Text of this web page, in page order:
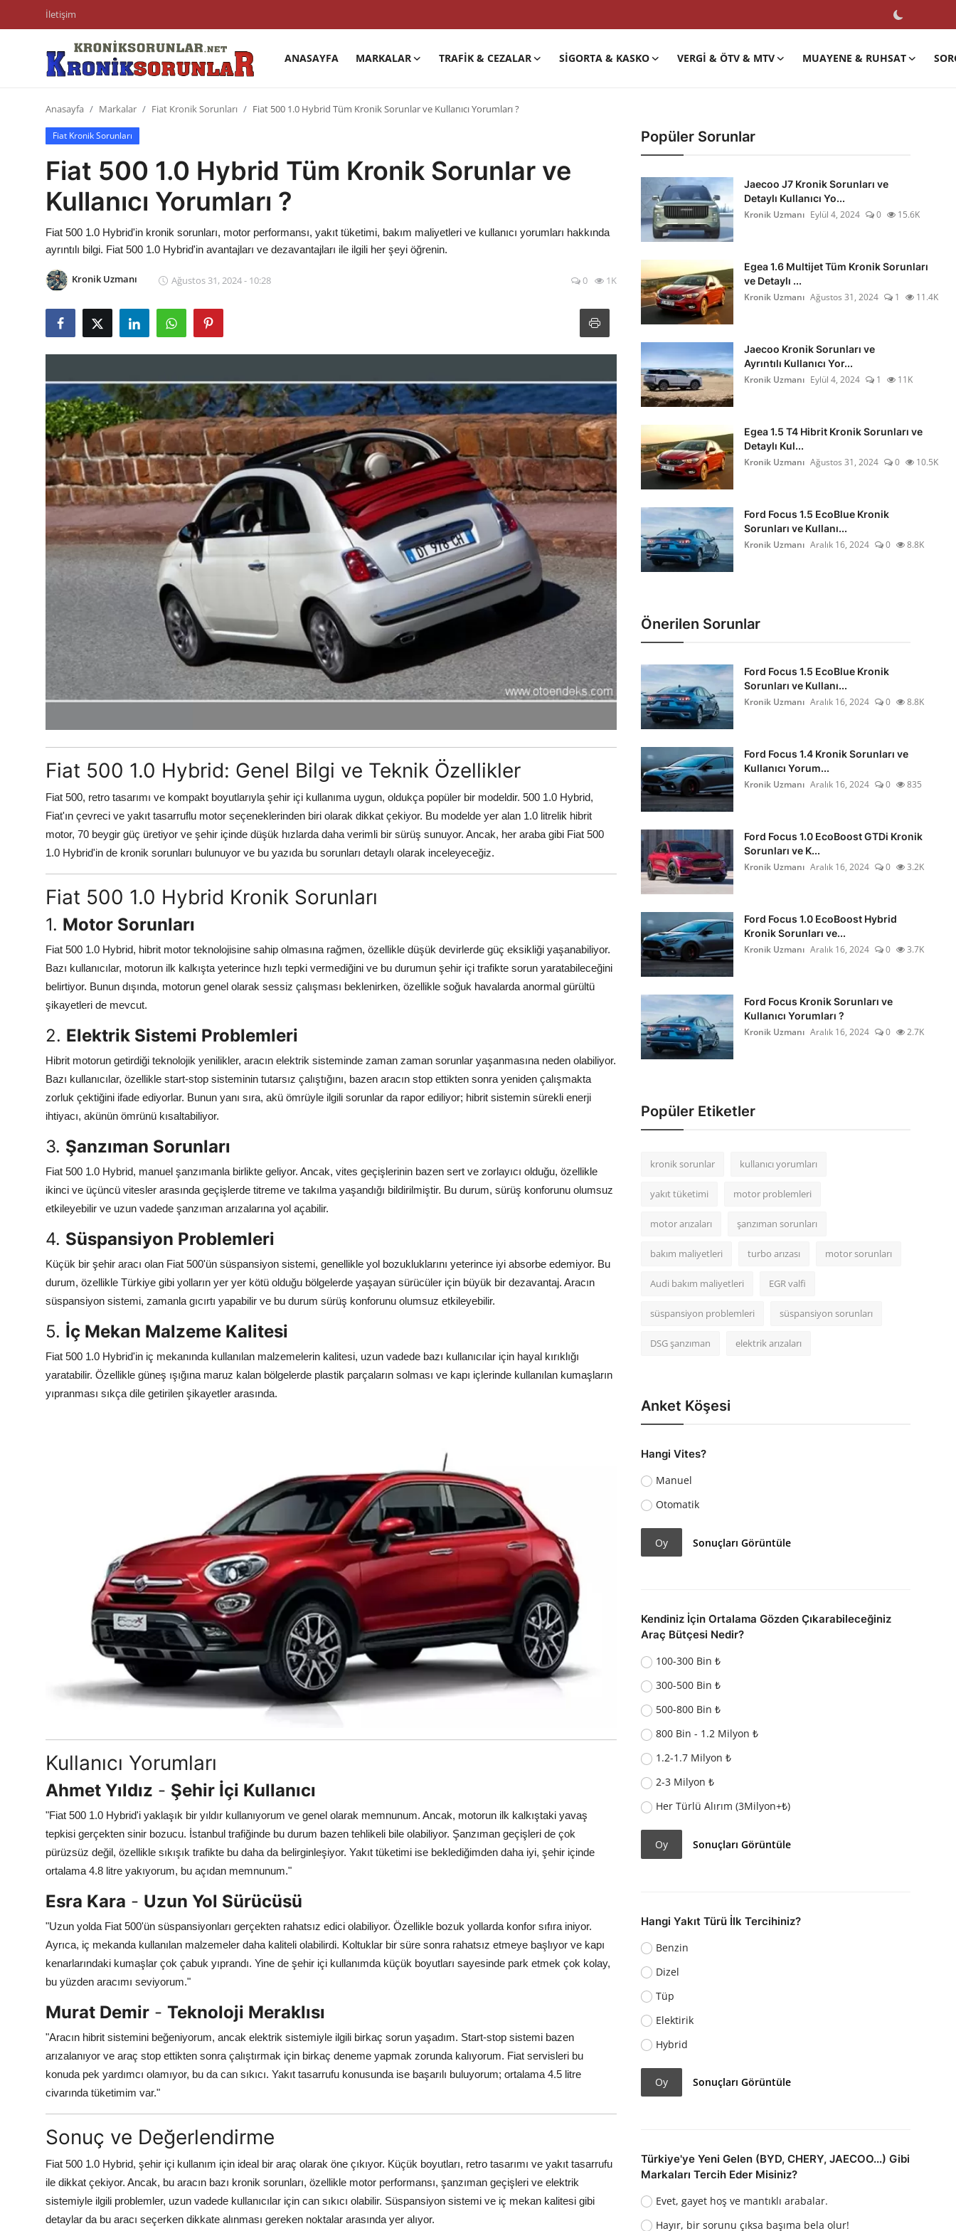
İletişim
ANASAYFA MARKALAR TRAFIK & CEZALAR SIGORTA & KASKO VERGI & ÖTV & MTV MUAYENE & RUHSAT
Trafik & Cezalar
Sigorta & Kasko
Vergi & ÖTV & MTV
Muayene & Ruhsat
Sorgulamalar
İkinci El & Alım-Satım
Elektrikli & Hibrit
Kiralama & Filo
Sürüş & Güvenlik
Lastik & Jant
Yağlar & Sıvılar
LPG & Yakıt
Klima & Konfor
Aydınlatma & Görüş
Şanzıman & Aktarma
Multimedya & Elektronik
Anasayfa Markalar Fiat Kronik Sorunları Fiat 500 1.0 Hybrid Tüm Kronik Sorunlar ve Kullanıcı Yorumları ?
Fiat Kronik Sorunları
Fiat 500 1.0 Hybrid Tüm Kronik Sorunlar ve
Kullanıcı Yorumları ?
Fiat 500 1.0 Hybrid'in kronik sorunları, motor performansı, yakıt tüketimi, bakım maliyetleri ve kullanıcı yorumları hakkında
ayrıntılı bilgi. Fiat 500 1.0 Hybrid'in avantajları ve dezavantajları ile ilgili her şeyi öğrenin.
Kronik Uzmanı Ağustos 31, 2024 - 10:28 0 1K
Fiat 500 1.0 Hybrid: Genel Bilgi ve Teknik Özellikler
Fiat 500, retro tasarımı ve kompakt boyutlarıyla şehir içi kullanıma uygun, oldukça popüler bir modeldir. 500 1.0 Hybrid,
Fiat'ın çevreci ve yakıt tasarruflu motor seçeneklerinden biri olarak dikkat çekiyor. Bu modelde yer alan 1.0 litrelik hibrit
motor, 70 beygir güç üretiyor ve şehir içinde düşük hızlarda daha verimli bir sürüş sunuyor. Ancak, her araba gibi Fiat 500
1.0 Hybrid'in de kronik sorunları bulunuyor ve bu yazıda bu sorunları detaylı olarak inceleyeceğiz.
Fiat 500 1.0 Hybrid Kronik Sorunları
1. Motor Sorunları
Fiat 500 1.0 Hybrid, hibrit motor teknolojisine sahip olmasına rağmen, özellikle düşük devirlerde güç eksikliği yaşanabiliyor.
Bazı kullanıcılar, motorun ilk kalkışta yeterince hızlı tepki vermediğini ve bu durumun şehir içi trafikte sorun yaratabileceğini
belirtiyor. Bunun dışında, motorun genel olarak sessiz çalışması beklenirken, özellikle soğuk havalarda anormal gürültü
şikayetleri de mevcut.
2. Elektrik Sistemi Problemleri
Hibrit motorun getirdiği teknolojik yenilikler, aracın elektrik sisteminde zaman zaman sorunlar yaşanmasına neden olabiliyor.
Bazı kullanıcılar, özellikle start-stop sisteminin tutarsız çalıştığını, bazen aracın stop ettikten sonra yeniden çalışmakta
zorluk çektiğini ifade ediyorlar. Bunun yanı sıra, akü ömrüyle ilgili sorunlar da rapor ediliyor; hibrit sistemin sürekli enerji
ihtiyacı, akünün ömrünü kısaltabiliyor.
3. Şanzıman Sorunları
Fiat 500 1.0 Hybrid, manuel şanzımanla birlikte geliyor. Ancak, vites geçişlerinin bazen sert ve zorlayıcı olduğu, özellikle
ikinci ve üçüncü vitesler arasında geçişlerde titreme ve takılma yaşandığı bildirilmiştir. Bu durum, sürüş konforunu olumsuz
etkileyebilir ve uzun vadede şanzıman arızalarına yol açabilir.
4. Süspansiyon Problemleri
Küçük bir şehir aracı olan Fiat 500'ün süspansiyon sistemi, genellikle yol bozukluklarını yeterince iyi absorbe edemiyor. Bu
durum, özellikle Türkiye gibi yolların yer yer kötü olduğu bölgelerde yaşayan sürücüler için büyük bir dezavantaj. Aracın
süspansiyon sistemi, zamanla gıcırtı yapabilir ve bu durum sürüş konforunu olumsuz etkileyebilir.
5. İç Mekan Malzeme Kalitesi
Fiat 500 1.0 Hybrid'in iç mekanında kullanılan malzemelerin kalitesi, uzun vadede bazı kullanıcılar için hayal kırıklığı
yaratabilir. Özellikle güneş ışığına maruz kalan bölgelerde plastik parçaların solması ve kapı içlerinde kullanılan kumaşların
yıpranması sıkça dile getirilen şikayetler arasında.
Kullanıcı Yorumları
Ahmet Yıldız - Şehir İçi Kullanıcı
"Fiat 500 1.0 Hybrid'i yaklaşık bir yıldır kullanıyorum ve genel olarak memnunum. Ancak, motorun ilk kalkıştaki yavaş
tepkisi gerçekten sinir bozucu. İstanbul trafiğinde bu durum bazen tehlikeli bile olabiliyor. Şanzıman geçişleri de çok
pürüzsüz değil, özellikle sıkışık trafikte bu daha da belirginleşiyor. Yakıt tüketimi ise beklediğimden daha iyi, şehir içinde
ortalama 4.8 litre yakıyorum, bu açıdan memnunum."
Esra Kara - Uzun Yol Sürücüsü
"Uzun yolda Fiat 500'ün süspansiyonları gerçekten rahatsız edici olabiliyor. Özellikle bozuk yollarda konfor sıfıra iniyor.
Ayrıca, iç mekanda kullanılan malzemeler daha kaliteli olabilirdi. Koltuklar bir süre sonra rahatsız etmeye başlıyor ve kapı
kenarlarındaki kumaşlar çok çabuk yıprandı. Yine de şehir içi kullanımda küçük boyutları sayesinde park etmek çok kolay,
bu yüzden aracımı seviyorum."
Murat Demir - Teknoloji Meraklısı
"Aracın hibrit sistemini beğeniyorum, ancak elektrik sistemiyle ilgili birkaç sorun yaşadım. Start-stop sistemi bazen
arızalanıyor ve araç stop ettikten sonra çalıştırmak için birkaç deneme yapmak zorunda kalıyorum. Fiat servisleri bu
konuda pek yardımcı olamıyor, bu da can sıkıcı. Yakıt tasarrufu konusunda ise başarılı buluyorum; ortalama 4.5 litre
civarında tüketimim var."
Sonuç ve Değerlendirme
Fiat 500 1.0 Hybrid, şehir içi kullanım için ideal bir araç olarak öne çıkıyor. Küçük boyutları, retro tasarımı ve yakıt tasarrufu
ile dikkat çekiyor. Ancak, bu aracın bazı kronik sorunları, özellikle motor performansı, şanzıman geçişleri ve elektrik
sistemiyle ilgili problemler, uzun vadede kullanıcılar için can sıkıcı olabilir. Süspansiyon sistemi ve iç mekan kalitesi gibi
detaylar da bu aracı seçerken dikkate alınması gereken noktalar arasında yer alıyor.
Popüler Sorunlar
Jaecoo J7 Kronik Sorunları ve
Detaylı Kullanıcı Yo...
Kronik Uzmanı Eylül 4, 2024 0 15.6K
Egea 1.6 Multijet Tüm Kronik Sorunları
ve Detaylı ...
Kronik Uzmanı Ağustos 31, 2024 1 11.4K
Jaecoo Kronik Sorunları ve
Ayrıntılı Kullanıcı Yor...
Kronik Uzmanı Eylül 4, 2024 1 11K
Egea 1.5 T4 Hibrit Kronik Sorunları ve
Detaylı Kul...
Kronik Uzmanı Ağustos 31, 2024 0 10.5K
Ford Focus 1.5 EcoBlue Kronik
Sorunları ve Kullanı...
Kronik Uzmanı Aralık 16, 2024 0 8.8K
Önerilen Sorunlar
Ford Focus 1.5 EcoBlue Kronik
Sorunları ve Kullanı...
Kronik Uzmanı Aralık 16, 2024 0 8.8K
Ford Focus 1.4 Kronik Sorunları ve
Kullanıcı Yorum...
Kronik Uzmanı Aralık 16, 2024 0 835
Ford Focus 1.0 EcoBoost GTDi Kronik
Sorunları ve K...
Kronik Uzmanı Aralık 16, 2024 0 3.2K
Ford Focus 1.0 EcoBoost Hybrid
Kronik Sorunları ve...
Kronik Uzmanı Aralık 16, 2024 0 3.7K
Ford Focus Kronik Sorunları ve
Kullanıcı Yorumları ?
Kronik Uzmanı Aralık 16, 2024 0 2.7K
Popüler Etiketler
kronik sorunlar kullanıcı yorumları
yakıt tüketimi motor problemleri
motor arızaları şanzıman sorunları
bakım maliyetleri turbo arızası motor sorunları
Audi bakım maliyetleri EGR valfi
süspansiyon problemleri süspansiyon sorunları
DSG şanzıman elektrik arızaları
Anket Köşesi
Hangi Vites?
Manuel
Otomatik
Oy Sonuçları Görüntüle
Kendiniz İçin Ortalama Gözden Çıkarabileceğiniz
Araç Bütçesi Nedir?
100-300 Bin ₺
300-500 Bin ₺
500-800 Bin ₺
800 Bin - 1.2 Milyon ₺
1.2-1.7 Milyon ₺
2-3 Milyon ₺
Her Türlü Alırım (3Milyon+₺)
Oy Sonuçları Görüntüle
Hangi Yakıt Türü İlk Tercihiniz?
Benzin
Dizel
Tüp
Elektirik
Hybrid
Oy Sonuçları Görüntüle
Türkiye'ye Yeni Gelen (BYD, CHERY, JAECOO...) Gibi
Markaları Tercih Eder Misiniz?
Evet, gayet hoş ve mantıklı arabalar.
Hayır, bir sorunu çıksa başıma bela olur!